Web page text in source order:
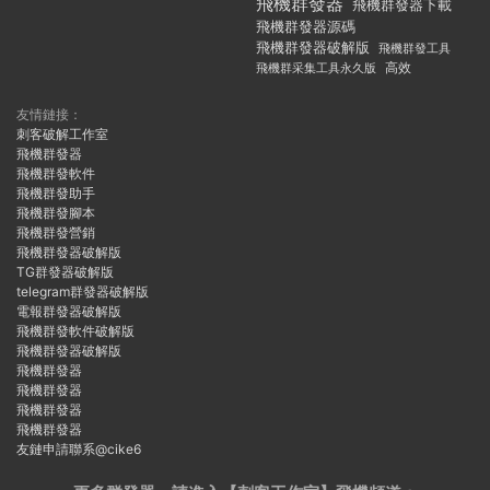
飛機群發器下載
飛機群發器源碼
飛機群發器破解版
飛機群發工具
飛機群采集工具永久版
高效
友情鏈接：
刺客破解工作室
飛機群發器
飛機群發軟件
飛機群發助手
飛機群發腳本
飛機群發營銷
飛機群發器破解版
TG群發器破解版
telegram群發器破解版
電報群發器破解版
飛機群發軟件破解版
飛機群發器破解版
飛機群發器
飛機群發器
飛機群發器
飛機群發器
友鏈申請聯系@cike6